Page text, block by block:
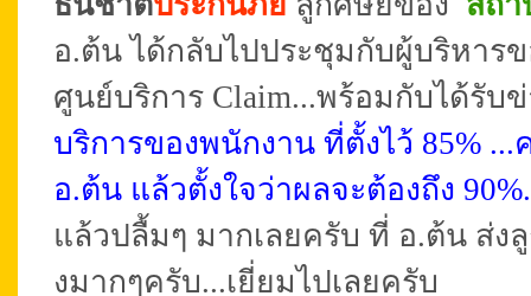
อ.ต้น ได้กลับไปประชุมกับผู้บริหาร
ศูนย์บริการ Claim...พร้อมกับได้รับ
บริการของพนักงาน ที่ตั้งไว้ 85%
อ.ต้น แล้วตั้งใจว่าผลจะต้องถึง
แล้วปลื้มๆ มากเลยครับ ที่ อ.ต้น ส่ง
งมากๆครับ...เยี่ยมไปเลยครับ